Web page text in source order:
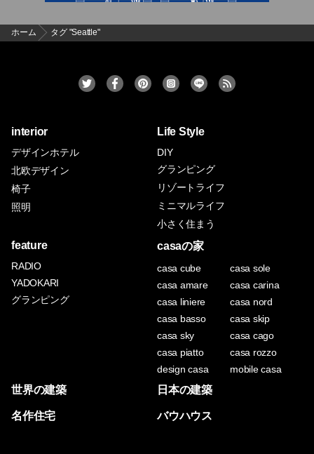
ホーム タグ "Seattle"
interior
デザインホテル
北欧デザイン
椅子
照明
Life Style
DIY
グランピング
リゾートライフ
ミニマルライフ
小さく住まう
feature
RADIO
YADOKARI
グランピング
casaの家
casa cube
casa sole
casa amare
casa carina
casa liniere
casa nord
casa basso
casa skip
casa sky
casa cago
casa piatto
casa rozzo
design casa
mobile casa
世界の建築 日本の建築
名作住宅 バウハウス